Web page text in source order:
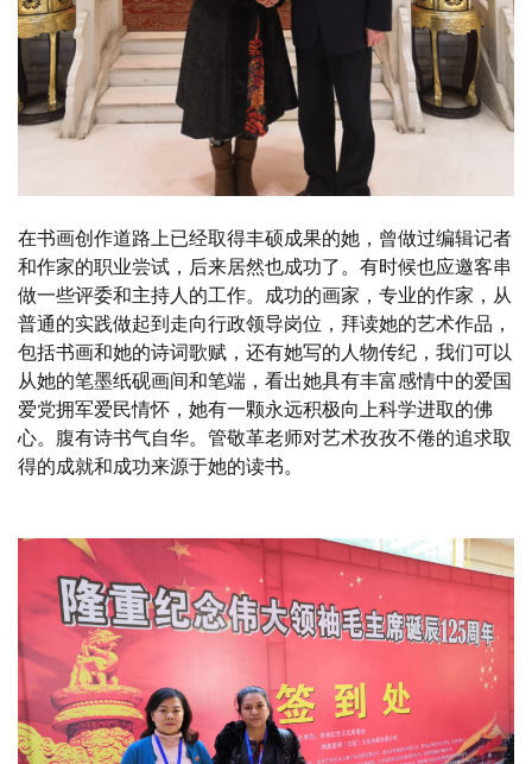
在书画创作道路上已经取得丰硕成果的她，曾做过编辑记者
和作家的职业尝试，后来居然也成功了。有时候也应邀客串
做一些评委和主持人的工作。成功的画家，专业的作家，从
普通的实践做起到走向行政领导岗位，拜读她的艺术作品，
包括书画和她的诗词歌赋，还有她写的人物传纪，我们可以
从她的笔墨纸砚画间和笔端，看出她具有丰富感情中的爱国
爱党拥军爱民情怀，她有一颗永远积极向上科学进取的佛
心。腹有诗书气自华。管敬革老师对艺术孜孜不倦的追求取
得的成就和成功来源于她的读书。